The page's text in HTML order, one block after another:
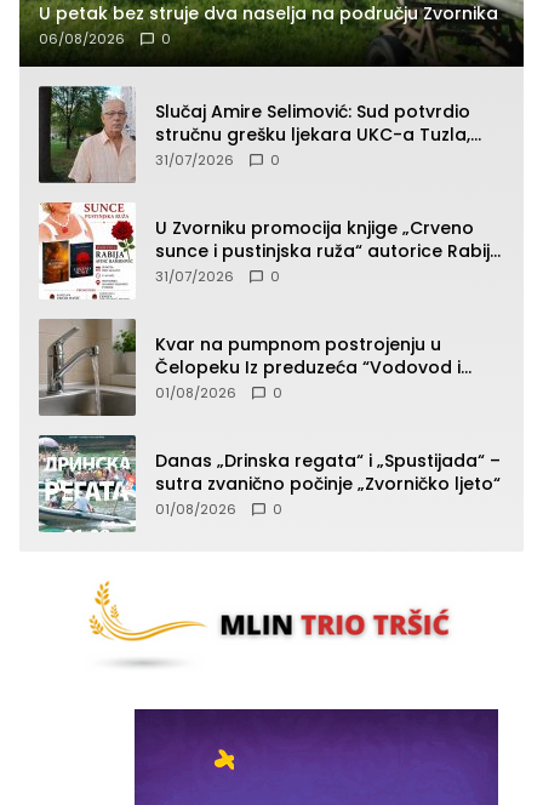
U petak bez struje dva naselja na području Zvornika
06/08/2026 0
Slučaj Amire Selimović: Sud potvrdio
stručnu grešku ljekara UKC-a Tuzla,
presudan dokaz ostala obdukcija
31/07/2026 0
U Zvorniku promocija knjige „Crveno
sunce i pustinjska ruža“ autorice Rabije
Avdić-Hamidović
31/07/2026 0
Kvar na pumpnom postrojenju u
Čelopeku Iz preduzeća “Vodovod i
komunalije”
01/08/2026 0
Danas „Drinska regata“ i „Spustijada“ –
sutra zvanično počinje „Zvorničko ljeto“
01/08/2026 0